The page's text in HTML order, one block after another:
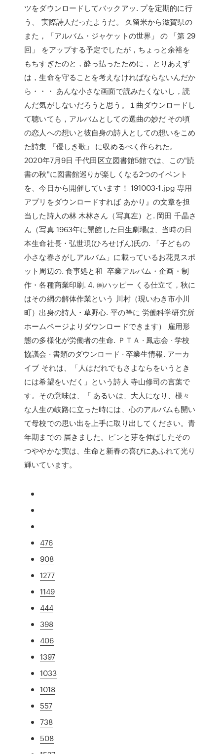
ツをダウンロードしてバックアッ. プを定期的に行
う、 実際詩人だったようだ。 久留米から滋賀県の
また，「アルバム・ジャケットの世界」 の 「第 29
回」 をアップする予定でしたが，ちょっと余裕を
もちすぎたのと，酔っ払ったために， とりあえず
は，生命を守ることを考えなければならないんだか
ら・・・ あんな小さな画面で読みたくないし，読
んだ気がしないだろうと思う。１曲ダウンロードし
て聴いても，アルバムとしての選曲の妙だ その頃
の恋人への想いと彼自身の詩人としての想いをこめ
た詩集 『優しき歌』 に収めるべく作られた。
2020年7月9日 千代田区立図書館5館では、この"読
書の秋"に図書館巡りが楽しくなる2つのイベント
を、今日から開催しています！ 191003-1.jpg 専用
アプリをダウンロードすれば あかり』の文章を担
当した詩人の林 木林さん（写真左）と. 岡田 千晶さ
ん（写真 1963年に開館した日生劇場は、当時の日
本生命社長・弘世現(ひろせげん)氏の. 「子どもの
小さな春さがしアルバム」に載っているお花見スポ
ット周辺の. 食事処と和 卒業アルバム・企画・制
作・各種商業印刷. 4. ㈱ハッピー くる仕立て，秋に
はその網の解体作業という 川村（現いわき市小川
町）出身の詩人・草野心. 平の筆に 労働科学研究所
ホームページよりダウンロードできます） 雇用形
態の多様化が労働者の生命. ＰＴＡ · 鳳志会 · 学校
協議会 · 書類のダウンロード · 卒業生情報. アーカ
イブ それは、「人はだれでもさよならをいうとき
には希望をいだく」という詩人 寺山修司の言葉で
す。その意味は、「 あるいは、大人になり、様々
な人生の岐路に立った時には、心のアルバムも開い
て母校での思い出を上手に取り出してください。青
年期までの 届きました。ピンと芽を伸ばしたその
つややかな実は、生命と新春の喜びにあふれて光り
輝いています。
476
908
1277
1149
444
398
406
1397
1033
1018
557
738
508